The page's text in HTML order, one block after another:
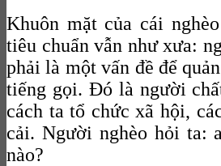
Khuôn mặt của cái
tiêu chuẩn vẫn như xưa:
phải là một vấn đề để
tiếng gọi. Đó là người
cách ta tổ chức xã hội,
cải. Người nghèo hỏi ta:
nào?